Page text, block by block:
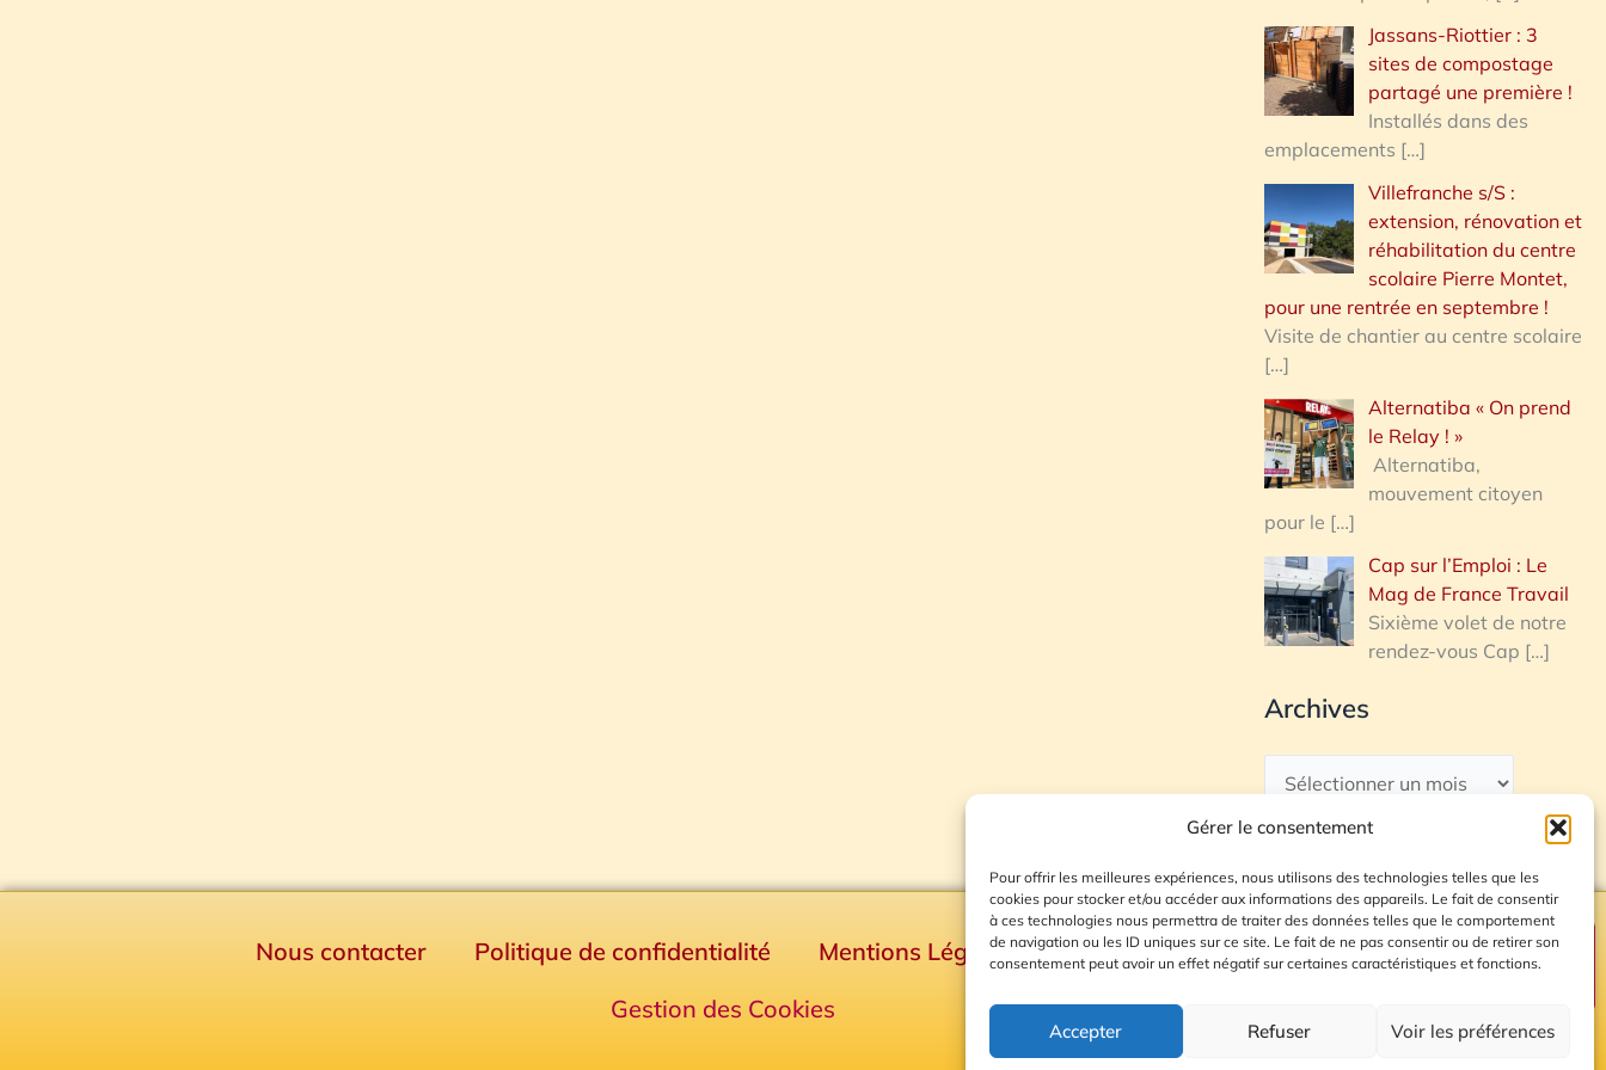
Gérer le consentement
Pour offrir les meilleures expériences, nous utilisons des technologies telles que les
cookies pour stocker et/ou accéder aux informations des appareils. Le fait de consentir
à ces technologies nous permettra de traiter des données telles que le comportement
de navigation ou les ID uniques sur ce site. Le fait de ne pas consentir ou de retirer son
consentement peut avoir un effet négatif sur certaines caractéristiques et fonctions.
Accepter Refuser Voir les préférences
Jassans-Riottier : 3
sites de compostage
partagé une première !
Installés dans des
emplacements […]
Villefranche s/S :
extension, rénovation et
réhabilitation du centre
scolaire Pierre Montet,
pour une rentrée en septembre !
Visite de chantier au centre scolaire
[…]
Alternatiba « On prend
le Relay ! »
Alternatiba,
mouvement citoyen
pour le […]
Cap sur l’Emploi : Le
Mag de France Travail
Sixième volet de notre
rendez-vous Cap […]
Archives
Nous contacter Politique de confidentialité Mentions Légales
Plan du site
Gestion des Cookies